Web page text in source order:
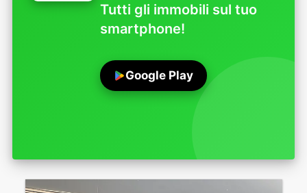
Tutti gli immobili sul tuo
smartphone!
Google Play